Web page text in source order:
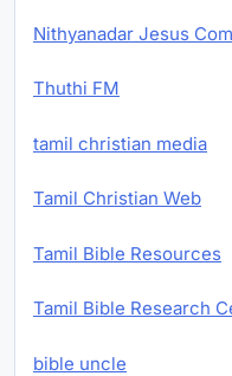
Nithyanadar Jesus
Thuthi FM
tamil christian media
Tamil Christian Web
Tamil Bible Resources
Tamil Bible Research
bible uncle